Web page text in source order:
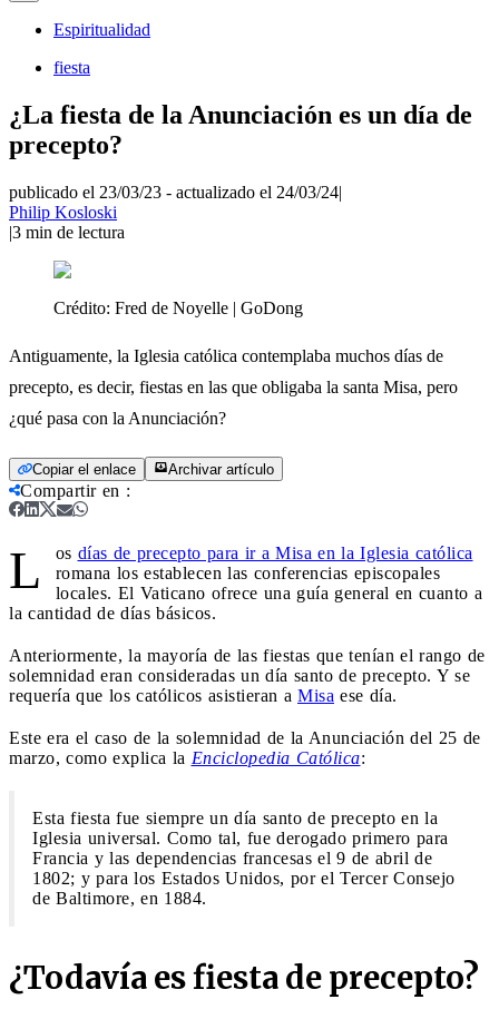
Espiritualidad
fiesta
¿La fiesta de la Anunciación es un día de
precepto?
publicado el 23/03/23 - actualizado el 24/03/24|
Philip Kosloski
|3 min de lectura
Crédito: Fred de Noyelle | GoDong
Antiguamente, la Iglesia católica contemplaba muchos días de
precepto, es decir, fiestas en las que obligaba la santa Misa, pero
¿qué pasa con la Anunciación?
Copiar el enlace Archivar artículo
Compartir en :
L os días de precepto para ir a Misa en la Iglesia católica
romana los establecen las conferencias episcopales
locales. El Vaticano ofrece una guía general en cuanto a
la cantidad de días básicos.
Anteriormente, la mayoría de las fiestas que tenían el rango de
solemnidad eran consideradas un día santo de precepto. Y se
requería que los católicos asistieran a Misa ese día.
Este era el caso de la solemnidad de la Anunciación del 25 de
marzo, como explica la Enciclopedia Católica:
Esta fiesta fue siempre un día santo de precepto en la
Iglesia universal. Como tal, fue derogado primero para
Francia y las dependencias francesas el 9 de abril de
1802; y para los Estados Unidos, por el Tercer Consejo
de Baltimore, en 1884.
¿Todavía es fiesta de precepto?